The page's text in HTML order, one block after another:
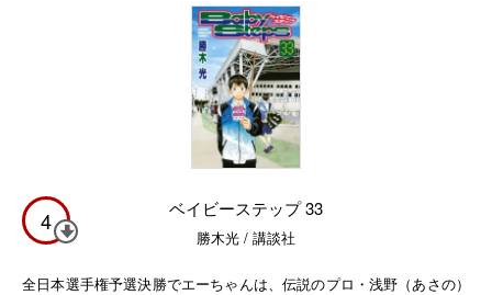
4 ベイビーステップ 33
勝木光 / 講談社
全日本選手権予選決勝でエーちゃんは、伝説のプロ・浅野（あさの）